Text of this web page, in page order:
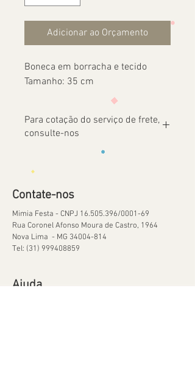
Adicionar ao Orçamento
Boneca em borracha e tecido
Tamanho: 35 cm
Para cotação do serviço de frete,
consulte-nos
Contate-nos
Mimia Festa - CNPJ 16.505.396/0001-69
Rua Coronel Afonso Moura de Castro, 1964
Nova Lima - MG 34004-814
Tel: (31) 999408859
Ajuda